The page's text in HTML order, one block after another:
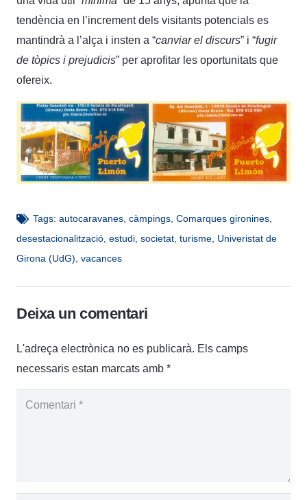
tendència en l’increment dels visitants potencials es
mantindrà a l’alça i insten a “canviar el discurs” i “fugir
de tòpics i prejudicis” per aprofitar les oportunitats que
ofereix.
Tags: autocaravanes, càmpings, Comarques gironines,
desestacionalització, estudi, societat, turisme, Univeristat de
Girona (UdG), vacances
Deixa un comentari
L'adreça electrònica no es publicarà. Els camps
necessaris estan marcats amb *